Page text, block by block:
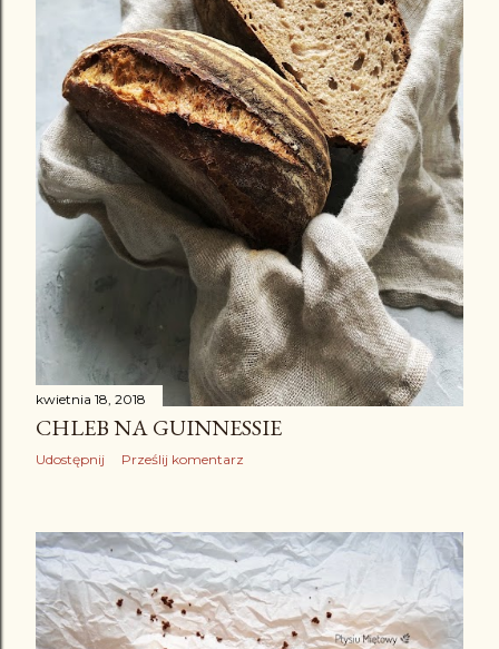
kwietnia 18, 2018
CHLEB NA GUINNESSIE
Udostępnij Prześlij komentarz